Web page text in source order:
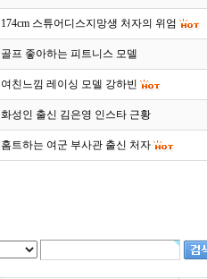
174cm 스튜어디스지망생 처자의 위엄
골프 좋아하는 피트니스 모델
여친느낌 레이싱 모델 강하빈
화성인 출신 김은영 인스타 근황
홈트하는 여군 부사관 출신 처자